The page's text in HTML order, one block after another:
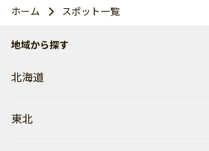
ホーム スポット一覧
地域から探す
北海道
東北